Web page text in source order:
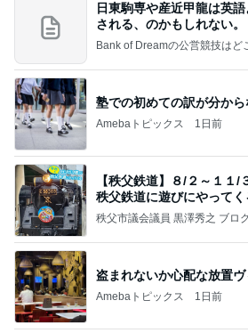
日東駒専や産近甲龍は英
される、のかもしれない。
Bank of Dreamの公営競技はど
塾での初めての訳が分から
Amebaトピックス 1日前
【秩父鉄道】８/２～１
秩父鉄道に遊びにやって
秩父市議会議員 黒澤秀之 ブロ
盗まれないか心配な放置
Amebaトピックス 1日前